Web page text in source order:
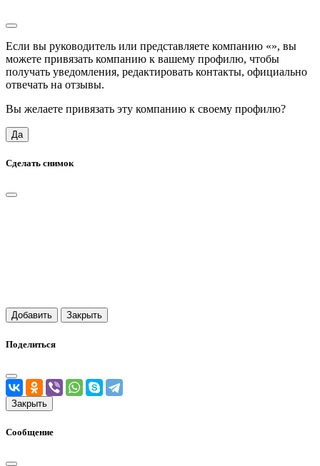
Если вы руководитель или представляете компанию «», вы
можете привязать компанию к вашему профилю, чтобы
получать уведомления, редактировать контакты, официально
отвечать на отзывы.
Вы желаете привязать эту компанию к своему профилю?
Да
Сделать снимок
Добавить Закрыть
Поделиться
Закрыть
Сообщение